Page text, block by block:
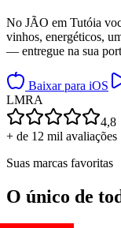
No JÃO em Tutóia
vinhos, energéticos,
— entregue na sua
Baixar para iOS
LMRA
4,8
+ de 12 mil avaliações
Suas marcas favoritas
O único de